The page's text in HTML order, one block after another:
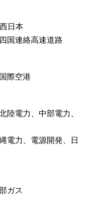
日本
国連絡高速道路
際空港
陸電力、中部電力、
電力、電源開発、日
ガス